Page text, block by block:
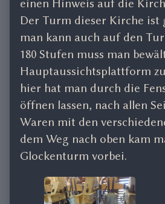
einen Hinweis auf die
Der Turm dieser Kirche ist
man kann auch auf den
180 Stufen muss man
Hauptaussichtsplattform
hier hat man durch die
öffnen lassen, nach allen
Waren mit den
dem Weg nach oben kam
Glockenturm vorbei.